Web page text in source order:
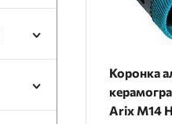
Коронка
Arix M14